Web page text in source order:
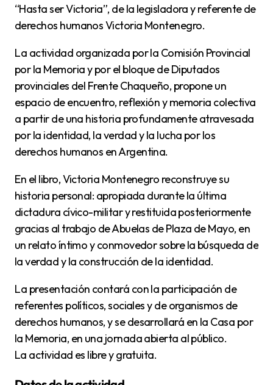
“Hasta ser Victoria”, de la legisladora y referente de
derechos humanos Victoria Montenegro.
La actividad organizada por la Comisión Provincial
por la Memoria y por el bloque de Diputados
provinciales del Frente Chaqueño, propone un
espacio de encuentro, reflexión y memoria colectiva
a partir de una historia profundamente atravesada
por la identidad, la verdad y la lucha por los
derechos humanos en Argentina.
En el libro, Victoria Montenegro reconstruye su
historia personal: apropiada durante la última
dictadura cívico-militar y restituida posteriormente
gracias al trabajo de Abuelas de Plaza de Mayo, en
un relato íntimo y conmovedor sobre la búsqueda de
la verdad y la construcción de la identidad.
La presentación contará con la participación de
referentes políticos, sociales y de organismos de
derechos humanos, y se desarrollará en la Casa por
la Memoria, en una jornada abierta al público.
La actividad es libre y gratuita.